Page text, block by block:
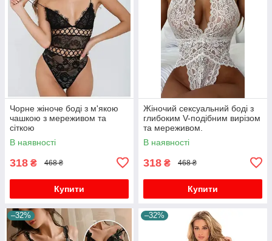
Чорне жіноче боді з м'якою
чашкою з мереживом та
сіткою
В наявності
318 ₴ 468 ₴
Купити
Жіночий сексуальний боді з
глибоким V-подібним вирізом
та мереживом.
В наявності
318 ₴ 468 ₴
Купити
–32% –32%